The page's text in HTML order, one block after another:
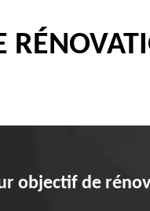
objectif de